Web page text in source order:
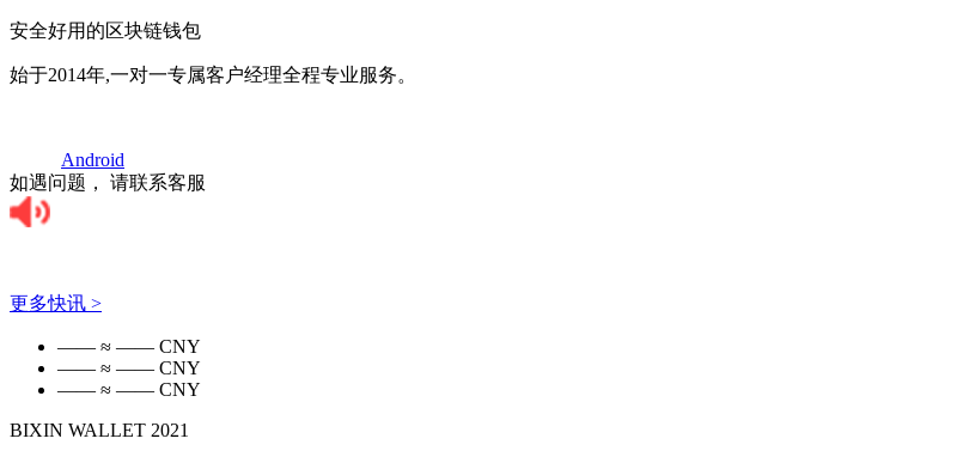
安全好用的区块链钱包
始于2014年,一对一专属客户经理全程专业服务。
Android
如遇问题， 请联系客服
更多快讯 >
—— ≈ —— CNY
—— ≈ —— CNY
—— ≈ —— CNY
BIXIN WALLET 2021